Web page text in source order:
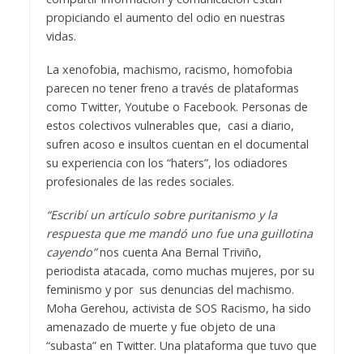
propiciando el aumento del odio en nuestras
vidas.
La xenofobia, machismo, racismo, homofobia
parecen no tener freno a través de plataformas
como Twitter, Youtube o Facebook. Personas de
estos colectivos vulnerables que, casi a diario,
sufren acoso e insultos cuentan en el documental
su experiencia con los “haters”, los odiadores
profesionales de las redes sociales.
“Escribí un artículo sobre puritanismo y la
respuesta que me mandó uno fue una guillotina
cayendo”nos cuenta Ana Bernal Triviño,
periodista atacada, como muchas mujeres, por su
feminismo y por sus denuncias del machismo.
Moha Gerehou, activista de SOS Racismo, ha sido
amenazado de muerte y fue objeto de una
“subasta” en Twitter. Una plataforma que tuvo que